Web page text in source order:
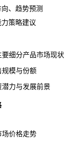
、趋势预测
策略建议
分产品市场现状
模与份额
力与发展前景
价格走势